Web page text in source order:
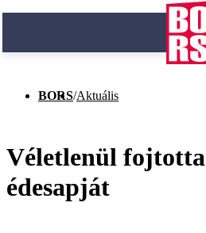
BORS/Aktuális
Véletlenül
édesapját